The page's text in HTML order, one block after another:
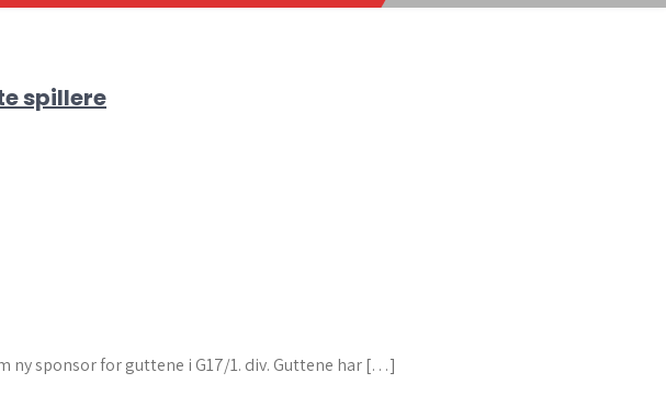
spillere
ny sponsor for guttene i G17/1. div. Guttene har […]